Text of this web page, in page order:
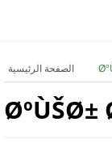
الصفحة الرئيسية
ØºÙŠØ±